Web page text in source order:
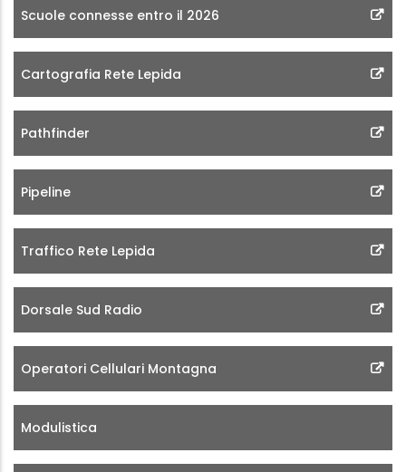
Scuole connesse entro il 2026
Cartografia Rete Lepida
Pathfinder
Pipeline
Traffico Rete Lepida
Dorsale Sud Radio
Operatori Cellulari Montagna
Modulistica